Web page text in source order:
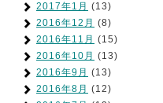
2017年1月 (13)
2016年12月 (8)
2016年11月 (15)
2016年10月 (13)
2016年9月 (13)
2016年8月 (12)